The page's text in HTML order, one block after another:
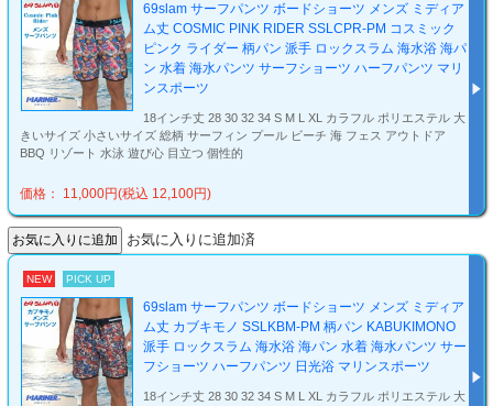
69slam サーフパンツ ボードショーツ メンズ ミディア
ム丈 COSMIC PINK RIDER SSLCPR-PM コスミック
ピンク ライダー 柄パン 派手 ロックスラム 海水浴 海パ
ン 水着 海水パンツ サーフショーツ ハーフパンツ マリ
ンスポーツ
18インチ丈 28 30 32 34 S M L XL カラフル ポリエステル 大
きいサイズ 小さいサイズ 総柄 サーフィン プール ビーチ 海 フェス アウトドア
BBQ リゾート 水泳 遊び心 目立つ 個性的
価格： 11,000円(税込 12,100円)
お気に入りに追加済
NEW PICK UP
69slam サーフパンツ ボードショーツ メンズ ミディア
ム丈 カブキモノ SSLKBM-PM 柄パン KABUKIMONO
派手 ロックスラム 海水浴 海パン 水着 海水パンツ サー
フショーツ ハーフパンツ 日光浴 マリンスポーツ
18インチ丈 28 30 32 34 S M L XL カラフル ポリエステル 大